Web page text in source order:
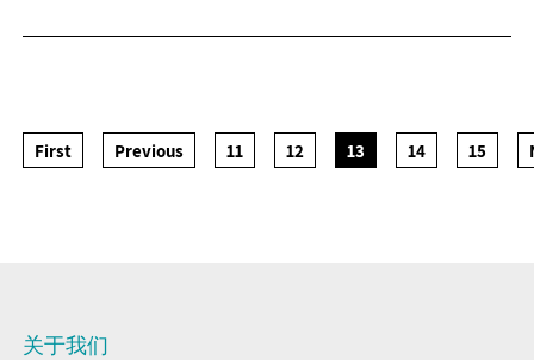
First Previous 11 12 13 14 15
关于我们